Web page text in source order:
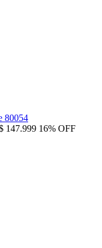
80054
147.999 16% OFF